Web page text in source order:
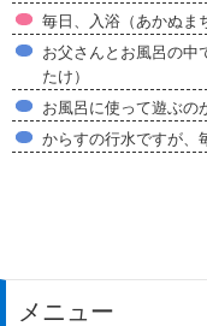
毎日、入浴（あかぬま
お父さんとお風呂の中
たけ）
お風呂に使って遊ぶの
からすの行水ですが、
メニュー